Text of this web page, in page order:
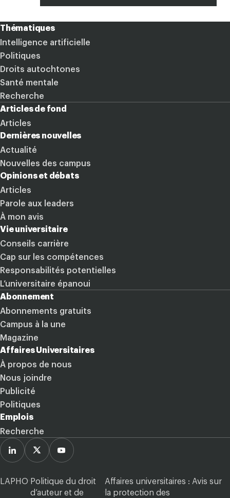
Thématiques
Intelligence artificielle
Politiques
Droits autochtones
Santé mentale
Recherche
Articles de fond
Articles
Dernières nouvelles
Actualité
Nouvelles des campus
Opinions et débats
Articles
Parole aux leaders
À mon avis
Vie universitaire
Conseils carrière
Cap sur les compétences
Responsabilités potentielles
L’universitaire épanoui
Abonnement
Abonnements gratuits
Campus à la une
Magazine
Affaires Universitaires
À propos de nous
Nous joindre
Publicité
Politiques
Emplois
Recherche
Affaires
universitaires
LinkedInTwitterYoutube
LAPHO Politique du droit
d’auteur et de
Affaires universitaires : Avis sur
la protection des